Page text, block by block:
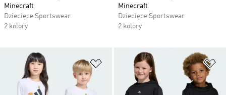
Minecraft
Dziecięce Sportswear
2 kolory
Minecraft
Dziecięce Sportswear
2 kolory
Dodaj do listy życzeń